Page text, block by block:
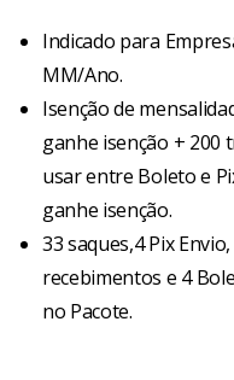
Indicado para
MM/Ano.
Isenção de
ganhe isenção + 200
usar entre Boleto e
ganhe isenção.
33 saques,4 Pix
recebimentos e 4
no Pacote.